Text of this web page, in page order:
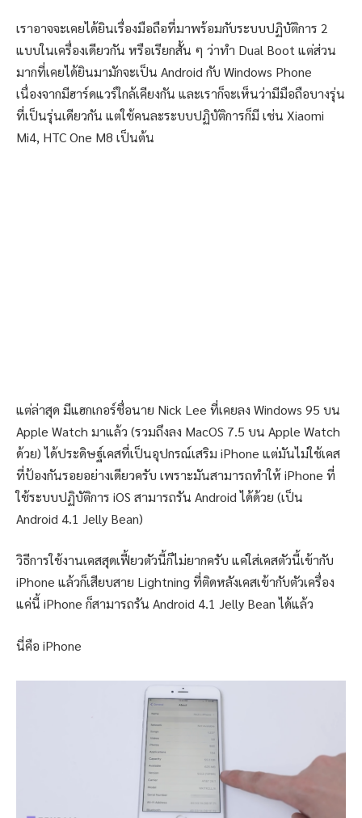
เราอาจจะเคยได้ยินเรื่องมือถือที่มาพร้อมกับระบบปฏิบัติการ 2
แบบในเครื่องเดียวกัน หรือเรียกสั้น ๆ ว่าทำ Dual Boot แต่ส่วน
มากที่เคยได้ยินมามักจะเป็น Android กับ Windows Phone
เนื่องจากมีฮาร์ดแวร์ใกล้เคียงกัน และเราก็จะเห็นว่ามีมือถือบางรุ่น
ที่เป็นรุ่นเดียวกัน แต่ใช้คนละระบบปฏิบัติการก็มี เช่น Xiaomi
Mi4, HTC One M8 เป็นต้น
แต่ล่าสุด มีแฮกเกอร์ชื่อนาย Nick Lee ที่เคยลง Windows 95 บน
Apple Watch มาแล้ว (รวมถึงลง MacOS 7.5 บน Apple Watch
ด้วย) ได้ประดิษฐ์เคสที่เป็นอุปกรณ์เสริม iPhone แต่มันไม่ใช้เคส
ที่ป้องกันรอยอย่างเดียวครับ เพราะมันสามารถทำให้ iPhone ที่
ใช้ระบบปฏิบัติการ iOS สามารถรัน Android ได้ด้วย (เป็น
Android 4.1 Jelly Bean)
วิธีการใช้งานเคสสุดเฟี้ยวตัวนี้ก็ไม่ยากครับ แค่ใส่เคสตัวนี้เข้ากับ
iPhone แล้วก็เสียบสาย Lightning ที่ติดหลังเคสเข้ากับตัวเครื่อง
แค่นี้ iPhone ก็สามารถรัน Android 4.1 Jelly Bean ได้แล้ว
นี่คือ iPhone